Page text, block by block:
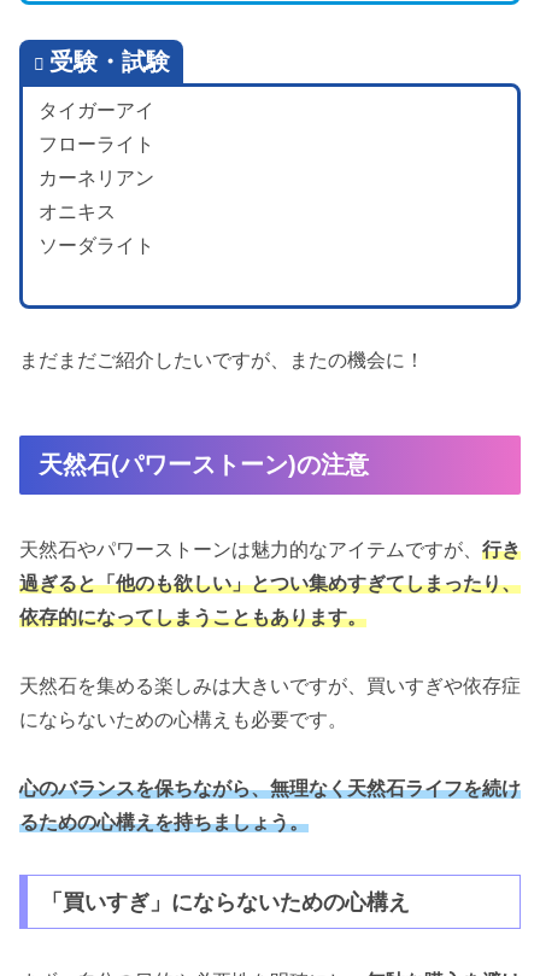
受験・試験
タイガーアイ
フローライト
カーネリアン
オニキス
ソーダライト
まだまだご紹介したいですが、またの機会に！
天然石(パワーストーン)の注意
天然石やパワーストーンは魅力的なアイテムですが、 行き
過ぎると「他のも欲しい」とつい集めすぎてしまったり、
依存的になってしまうこともあります。
天然石を集める楽しみは大きいですが、買いすぎや依存症
にならないための心構えも必要です。
心のバランスを保ちながら、無理なく天然石ライフを続け
るための心構えを持ちましょう。
「買いすぎ」にならないための心構え